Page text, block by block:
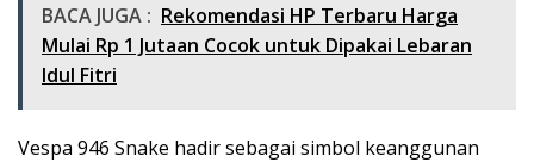
BACA JUGA : Rekomendasi HP Terbaru Harga
Mulai Rp 1 Jutaan Cocok untuk Dipakai Lebaran
Idul Fitri
Vespa 946 Snake hadir sebagai simbol keanggunan